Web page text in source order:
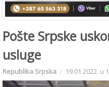
Pošte Srpske
usluge
Republika Srpska 19.01.2022. u